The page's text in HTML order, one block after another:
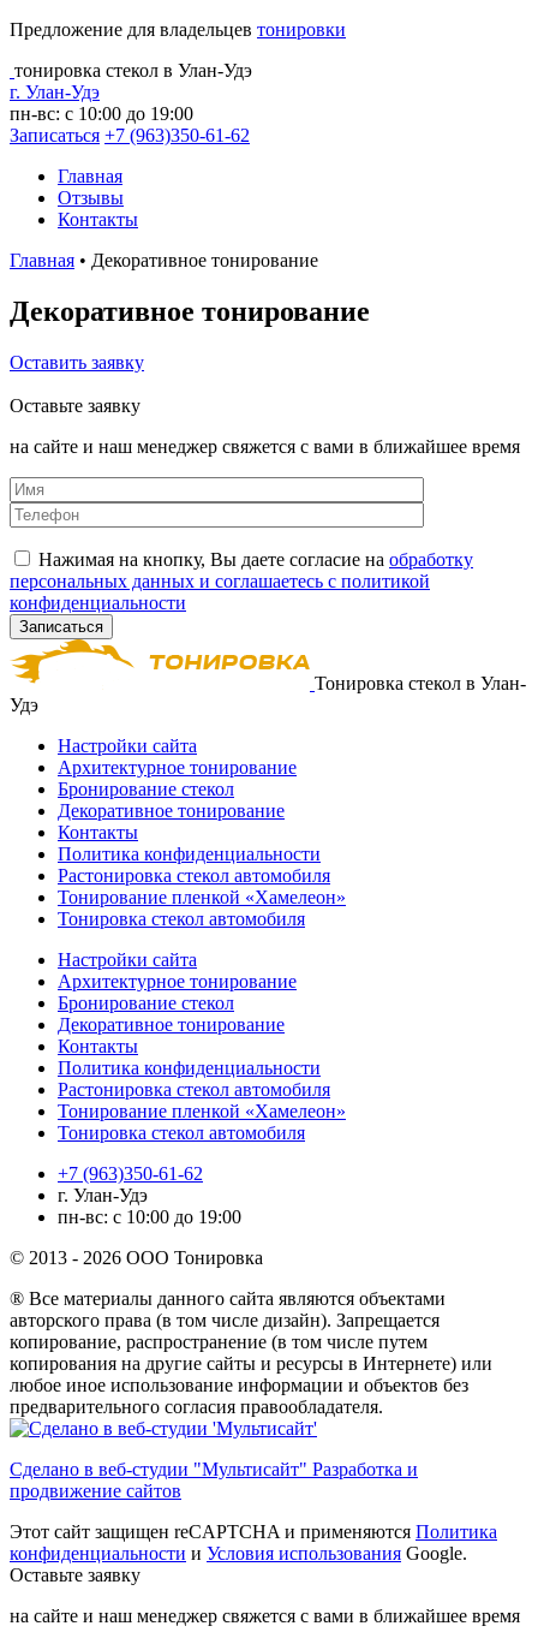
Предложение для владельцев тонировки
тонировка стекол в Улан-Удэ
г. Улан-Удэ
пн-вс: с 10:00 до 19:00
Записаться +7 (963)350-61-62
Главная
Отзывы
Контакты
Главная • Декоративное тонирование
Декоративное тонирование
Оставить заявку
Оставьте заявку
на сайте и наш менеджер свяжется с вами в ближайшее время
Нажимая на кнопку, Вы даете согласие на обработку
персональных данных и соглашаетесь с политикой
конфиденциальности
Тонировка стекол в Улан-
Удэ
Настройки сайта
Архитектурное тонирование
Бронирование стекол
Декоративное тонирование
Контакты
Политика конфиденциальности
Растонировка стекол автомобиля
Тонирование пленкой «Хамелеон»
Тонировка стекол автомобиля
Настройки сайта
Архитектурное тонирование
Бронирование стекол
Декоративное тонирование
Контакты
Политика конфиденциальности
Растонировка стекол автомобиля
Тонирование пленкой «Хамелеон»
Тонировка стекол автомобиля
+7 (963)350-61-62
г. Улан-Удэ
пн-вс: с 10:00 до 19:00
© 2013 - 2026 ООО Тонировка
® Все материалы данного сайта являются объектами
авторского права (в том числе дизайн). Запрещается
копирование, распространение (в том числе путем
копирования на другие сайты и ресурсы в Интернете) или
любое иное использование информации и объектов без
предварительного согласия правообладателя.
Сделано в веб-студии "Мультисайт" Разработка и
продвижение сайтов
Этот сайт защищен reCAPTCHA и применяются Политика
конфиденциальности и Условия использования Google.
Оставьте заявку
на сайте и наш менеджер свяжется с вами в ближайшее время